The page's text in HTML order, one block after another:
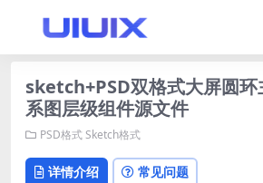
sketch+PSD双格式大屏圆
系图层级组件源文件
PSD格式Sketch格式
详情介绍 常见问题